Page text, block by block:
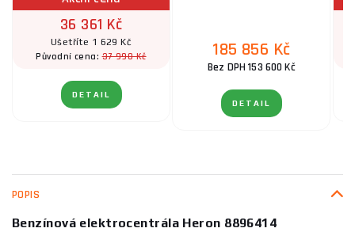
36 361 Kč
Ušetříte 1 629 Kč
Původní cena:37 990 Kč
DETAIL
185 856 Kč
Bez DPH 153 600 Kč
DETAIL
POPIS
Benzínová elektrocentrála Heron 8896414